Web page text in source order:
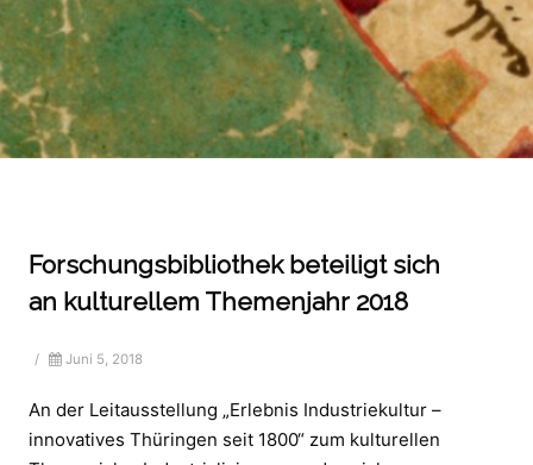
Forschungsbibliothek beteiligt sich
an kulturellem Themenjahr 2018
/ Juni 5, 2018
An der Leitausstellung „Erlebnis Industriekultur –
innovatives Thüringen seit 1800“ zum kulturellen